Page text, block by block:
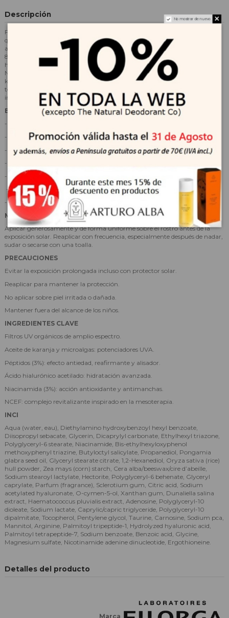
Descripción
Filorga UV Cellular-Protect SPF50+ es un protector solar facial antiedad
que combina filtros UV de amplio espectro con un complejo avanzado de
activos para proteger, corregir y revitalizar la piel. Su fórmula contiene un
8% de ingredientes antiedad, incluyendo péptidos reafirmantes, ácido
hialurónico acetilado, niacinamida antimanchas y el exclusivo complejo
NCEF para una acción global revitalizante. Además, incorpora aceite de
karanja y extractos de microalgas que potencian la protección UVA. Su
textura es ligera, de rápida absorción y con un acabado totalmente
invisible, ideal para usar a diario bajo cualquier rutina.
BENEFICIOS
- Protección solar SPF50+ de amplio espectro.
- Acción antiedad global con péptidos y ácido hialurónico.
- Efecto alisador, reafirmante y revitalizante.
- Ayuda a prevenir y corregir manchas gracias a la niacinamida.
- Potenciadores de protección UVA con aceite de karanja y microalgas.
-Textura ligera, rápida absorción y acabado invisible.
- 71% de ingredientes de origen natural.
MODO DE EMPLEO
Aplicar generosamente y de forma uniforme sobre el rostro antes de la
exposición solar. Reaplicar con frecuencia, especialmente después de nadar,
sudar o secarse con una toalla.
PRECAUCIONES
Evitar la exposición prolongada incluso con protector solar.
Reaplicar para mantener la protección.
No aplicar sobre piel irritada o dañada.
Mantener fuera del alcance de los niños.
INGREDIENTES CLAVE
Filtros UV orgánicos de amplio espectro.
Aceite de karanja y microalgas: potenciadores UVA.
Péptidos (3%): efecto antiedad, reafirmante y alisador.
Ácido hialurónico acetilado: hidratación avanzada.
Niacinamida (3%): acción antioxidante y antimanchas.
NCEF: complejo revitalizante inspirado en la mesoterapia.
INCI
Aqua (water, eau), Diethylamino hydroxybenzoyl hexyl benzoate,
Diisopropyl sebacate, Glycerin, Dicaprylyl carbonate, Ethylhexyl triazone,
Polyglyceryl-6 stearate, Niacinamide, Bis-ethylhexyloxyphenol
methoxyphenyl triazine, Butyloctyl salicylate, Propanediol, Pongamia
glabra seed oil, Glyceryl stearate citrate, 1,2-Hexanediol, Oryza sativa (rice)
hull powder, Zea mays (corn) starch, Cera alba/beeswax/cire d’abeille,
Sodium stearoyl lactylate, Hectorite, Polyglyceryl-6 behenate, Glyceryl
caprylate, Parfum (fragrance), Sclerotium gum, Citric acid, Sodium
acetylated hyaluronate, O-cymen-5-ol, Xanthan gum, Dunaliella salina
extract, Haematococcus pluvialis extract, Adenosine, Polyglyceryl-10
dioleate, Sodium lactate, Caprylic/capric triglyceride, Polyglyceryl-10
dipalmitate, Tocopherol, Pentylene glycol, Taurine, Carnosine, Sodium pca,
Mannitol, Arginine, Palmitoyl tripeptide-1, Hydrolyzed hyaluronic acid,
Palmitoyl tetrapeptide-7, Sodium benzoate, Benzoic acid, Glycine,
Magnesium sulfate, Nicotinamide adenine dinucleotide, Ergothioneine.
Detalles del producto
Marca
No mostrar de nuevo